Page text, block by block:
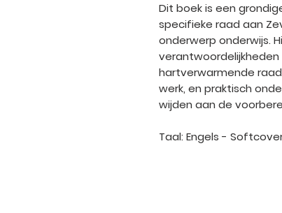
Dit boek is een
specifieke raad aan
onderwerp onderwijs.
hartverwarmende
werk, en praktisch
wijden aan de
Taal: Engels -